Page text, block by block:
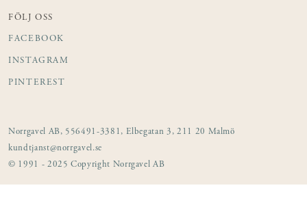
FÖLJ OSS
FACEBOOK
INSTAGRAM
PINTEREST
Norrgavel AB, 556491-3381, Elbegatan 3, 211 20 Malmö
kundtjanst@norrgavel.se
© 1991 - 2025 Copyright Norrgavel AB